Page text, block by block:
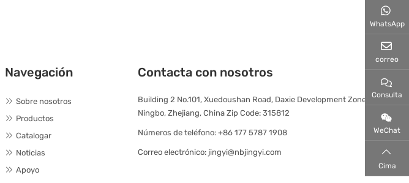
Navegación
Sobre nosotros
Productos
Catalogar
Noticias
Apoyo
Contacta con nosotros
Building 2 No.101, Xuedoushan Road, Daxie Development Zone,
Ningbo, Zhejiang, China Zip Code: 315812
Números de teléfono: +86 177 5787 1908
Correo electrónico: jingyi@nbjingyi.com
WhatsApp
correo
Consulta
WeChat
Cima